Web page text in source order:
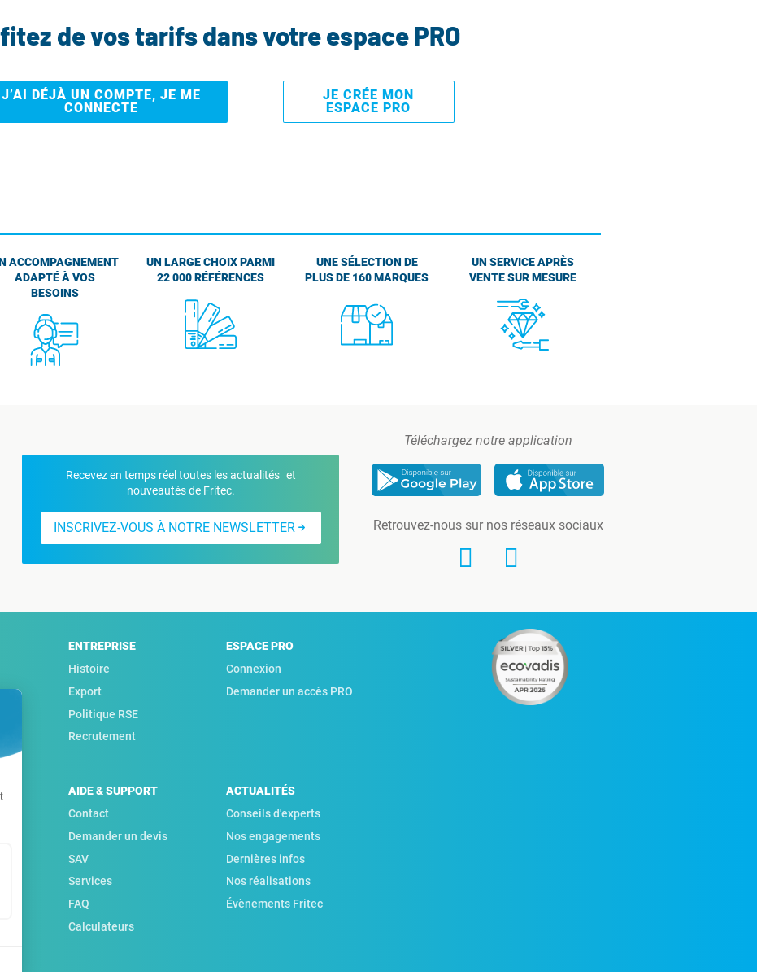
de vos tarifs dans votre espace PRO
J’AI DÉJÀ UN COMPTE, JE ME
CONNECTE
JE CRÉE MON
ESPACE PRO
ACCOMPAGNEMENT
ADAPTÉ À VOS
BESOINS
UN LARGE CHOIX PARMI
22 000 RÉFÉRENCES
UNE SÉLECTION DE
PLUS DE 160 MARQUES
UN SERVICE APRÈS
VENTE SUR MESURE
Recevez en temps réel toutes les actualités et
nouveautés de Fritec.
INSCRIVEZ-VOUS À NOTRE NEWSLETTER
Téléchargez notre application
Retrouvez-nous sur nos réseaux sociaux
ENTREPRISE
Histoire
Export
Politique RSE
Recrutement
ESPACE PRO
Connexion
Demander un accès PRO
AIDE & SUPPORT
Contact
Demander un devis
SAV
Services
FAQ
Calculateurs
ACTUALITÉS
Conseils d'experts
Nos engagements
Dernières infos
Nos réalisations
Évènements Fritec